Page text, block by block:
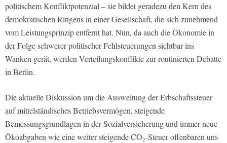
politischem Konfliktpotenzial – sie bildet geradezu den Kern des
demokratischen Ringens in einer Gesellschaft, die sich zunehmend
vom Leistungsprinzip entfernt hat. Nun, da auch die Ökonomie in
der Folge schwerer politischer Fehlsteuerungen sichtbar ins
Wanken gerät, werden Verteilungskonflikte zur routinierten Debatte
in Berlin.
Die aktuelle Diskussion um die Ausweitung der Erbschaftssteuer
auf mittelständisches Betriebsvermögen, steigende
Bemessungsgrundlagen in der Sozialversicherung und immer neue
Ökoabgaben wie eine weiter steigende CO₂-Steuer offenbaren uns